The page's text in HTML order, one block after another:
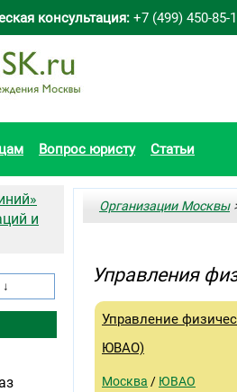
консультация: +7 (499) 450-85-
Вопрос юристу Статьи
Организации Москвы
Управления
Управление
ЮВАО)
Москва / ЮВАО
и